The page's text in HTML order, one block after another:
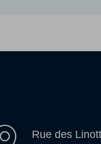
Rue des